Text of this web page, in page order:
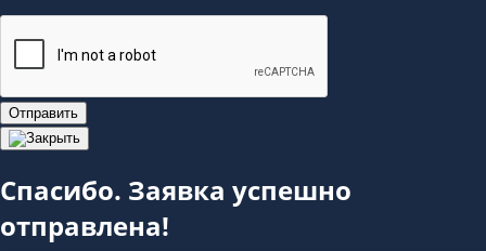
Отправить
Спасибо. Заявка успешно
отправлена!